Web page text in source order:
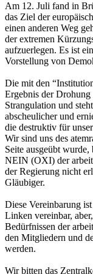
Am 12. Juli fand in
das Ziel der
einen anderen Weg
der extremen
aufzuerlegen. Es ist
Vorstellung von
Die mit den
Ergebnis der
Strangulation und
abscheulicher und
die destruktiv für
Wir sind uns des
Seite ausgeübt wurde,
NEIN (OXI) der
der Regierung nicht
Gläubiger.
Diese Vereinbarung
Linken vereinbar,
Bedürfnissen der
den Mitgliedern und
werden.
Wir bitten das